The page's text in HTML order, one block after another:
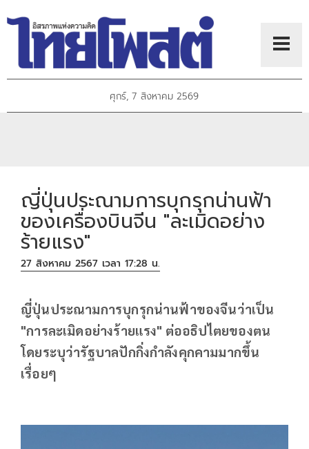
ศุกร์, 7 สิงหาคม 2569
ญี่ปุ่นประณามการบุกรุกน่านฟ้า
ของเครื่องบินจีน "ละเมิดอย่าง
ร้ายแรง"
27 สิงหาคม 2567 เวลา 17:28 น.
ญี่ปุ่นประณามการบุกรุกน่านฟ้าของจีนว่าเป็น
"การละเมิดอย่างร้ายแรง" ต่ออธิปไตยของตน
โดยระบุว่ารัฐบาลปักกิ่งกำลังคุกคามมากขึ้น
เรื่อยๆ